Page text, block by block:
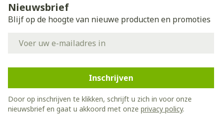
Nieuwsbrief
Blijf op de hoogte van nieuwe producten en promoties
Inschrijven
Door op inschrijven te klikken, schrijft u zich in voor onze
nieuwsbrief en gaat u akkoord met onze privacy policy.